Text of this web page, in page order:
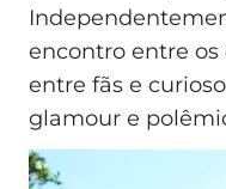
encontro entre os
entre fãs e
glamour e